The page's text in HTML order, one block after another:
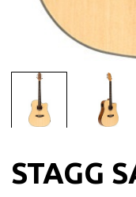
STAGG